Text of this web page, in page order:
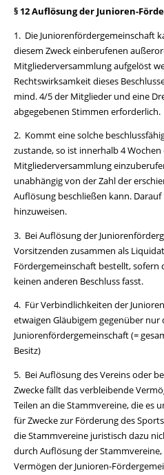
§ 12 Auflösung der Junioren-
1. Die Juniorenfördergemeinschaft
diesem Zweck einberufenen
Mitgliederversammlung aufgelöst
Rechtswirksamkeit dieses
mind. 4/5 der Mitglieder und eine
abgegebenen Stimmen erforderlich.
2. Kommt eine solche
zustande, so ist innerhalb 4
Mitgliederversammlung
unabhängig von der Zahl der
Auflösung beschließen kann.
hinzuweisen.
3. Bei Auflösung der
Vorsitzenden zusammen als
Fördergemeinschaft bestellt,
keinen anderen Beschluss fasst.
4. Für Verbindlichkeiten der
etwaigen Gläubigem gegenüber nur
Juniorenfördergemeinschaft (=
Besitz)
5. Bei Auflösung des Vereins oder
Zwecke fällt das verbleibende
Teilen an die Stammvereine, die es
für Zwecke zur Förderung des
die Stammvereine juristisch dazu
durch Auflösung der
Vermögen der Junioren-